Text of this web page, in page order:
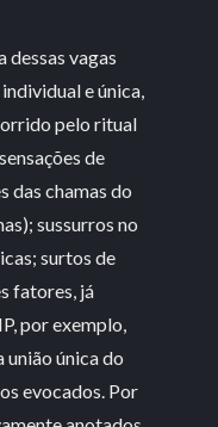
dessas vagas
e única,
pelo ritual
de
das chamas do
sussurros no
surtos de
fatores, já
por exemplo,
única do
evocados. Por